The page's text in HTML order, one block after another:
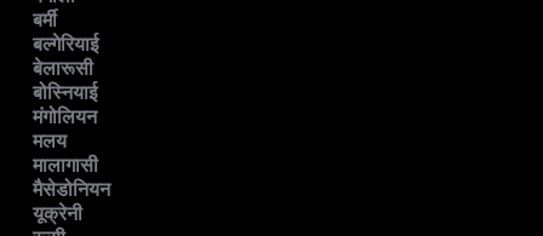
बर्मी
बल्गेरियाई
बेलारूसी
बोस्नियाई
मंगोलियन
मलय
मालागासी
मैसेडोनियन
यूक्रेनी